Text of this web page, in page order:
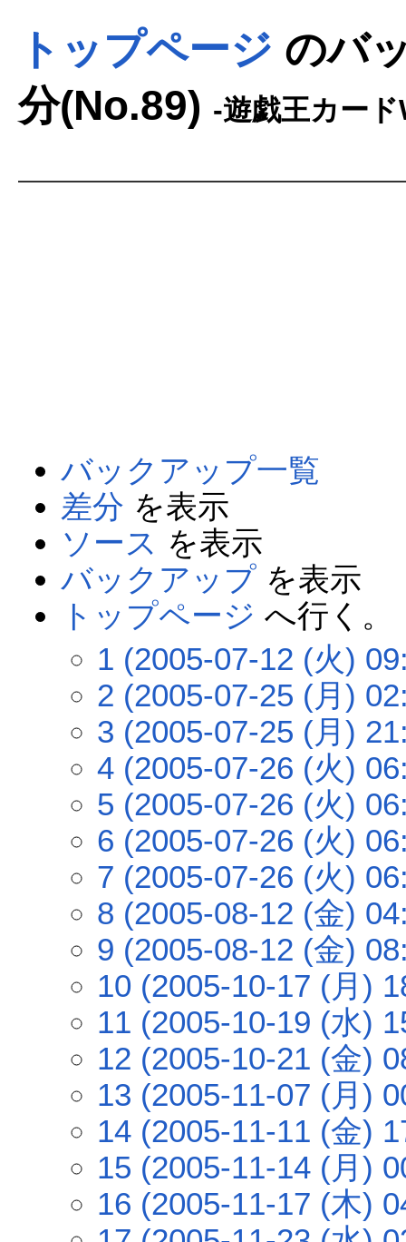
トップページ のバ
分(No.89) -遊戯王カー
バックアップ一覧
差分 を表示
ソース を表示
バックアップを表示
トップページ へ行く。
1 (2005-07-12 (火)
2 (2005-07-25 (月)
3 (2005-07-25 (月)
4 (2005-07-26 (火)
5 (2005-07-26 (火)
6 (2005-07-26 (火)
7 (2005-07-26 (火)
8 (2005-08-12 (金)
9 (2005-08-12 (金)
10 (2005-10-17 (月)
11 (2005-10-19 (水)
12 (2005-10-21 (金)
13 (2005-11-07 (月)
14 (2005-11-11 (金)
15 (2005-11-14 (月)
16 (2005-11-17 (木)